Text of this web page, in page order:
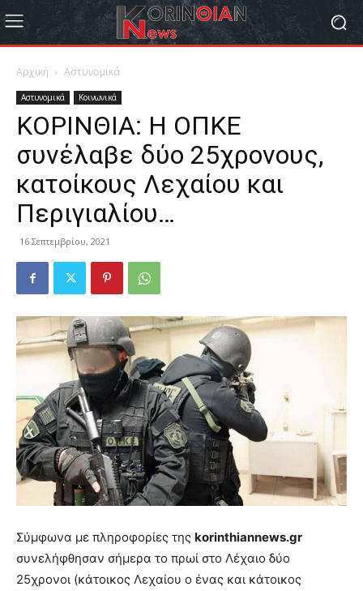
Αρχική Αστυνομικά
Αστυνομικά Κοινωνικά
ΚΟΡΙΝΘΙΑ: Η ΟΠΚΕ
συνέλαβε δύο 25χρονους,
κατοίκους Λεχαίου και
Περιγιαλίου…
16 Σεπτεμβρίου, 2021
Σύμφωνα με πληροφορίες της korinthiannews.gr
συνελήφθησαν σήμερα το πρωί στο Λέχαιο δύο
25χρονοι (κάτοικος Λεχαίου ο ένας και κάτοικος